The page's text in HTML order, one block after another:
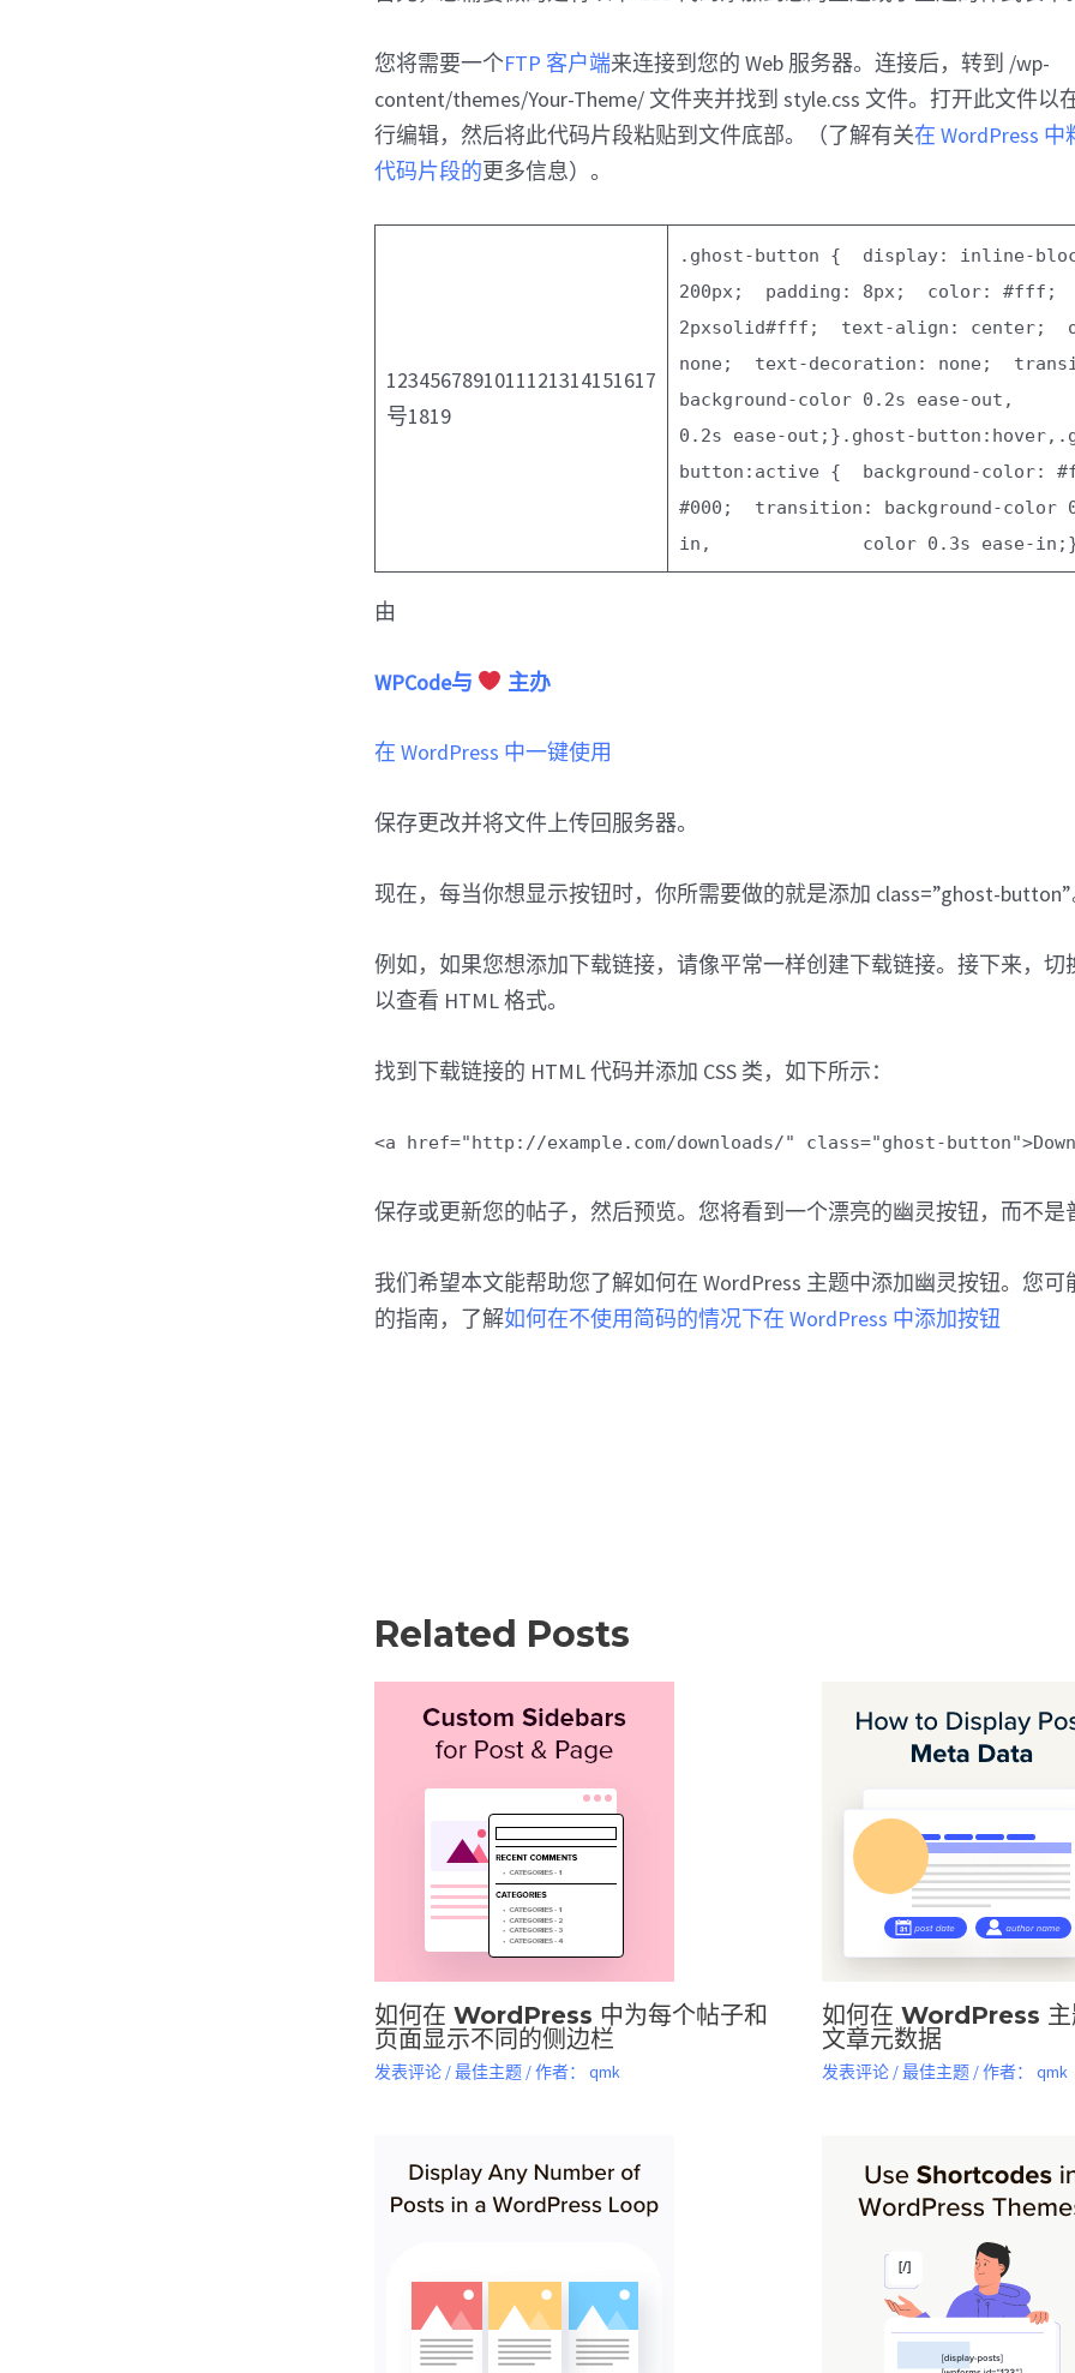
您将需要一个FTP 客户端来连接到您的 Web 服务器。连接后，转到 /wp-
content/themes/Your-Theme/ 文件夹并找到 style.css 文件。打开此文件以
行编辑，然后将此代码片段粘贴到文件底部。（了解有关在 WordPress
代码片段的更多信息）。
1234567891011121314151617
号1819
.ghost-button { display: inline-
200px; padding : 8px; color:#fff ;
2pxsolid#fff ; text-align : center;
none; text-decoration : none;
background-color 0.2s ease-out,
0.2s ease-out; } .ghost-button:hover,
button:active {
background-color:
#000 ; transition : background-color
in,
color 0.3s ease-in;
由
WPCode与 主办
在 WordPress 中一键使用
保存更改并将文件上传回服务器。
现在，每当你想显示按钮时，你所需要做的就是添加 class=”ghost-button”
例如，如果您想添加下载链接，请像平常一样创建下载链接。接下来，切
以查看 HTML 格式。
找到下载链接的 HTML 代码并添加 CSS 类，如下所示：
<a href="http://example.com/downloads/" class="ghost-
保存或更新您的帖子，然后预览。您将看到一个漂亮的幽灵按钮，而不是
我们希望本文能帮助您了解如何在 WordPress 主题中添加幽灵按钮。您可
的指南，了解如何在不使用简码的情况下在 WordPress 中添加按钮
Related Posts
如何在 WordPress 中为每个帖子和
页面显示不同的侧边栏
发表评论 /最佳主题 / 作者： qmk
如何在 WordPress 主
文章元数据
发表评论 /最佳主题/ 作者： qmk